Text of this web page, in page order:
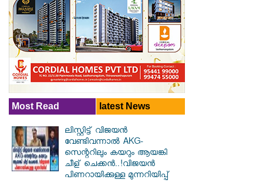
Most Read latest News
ലിസ്റ്റിട്ട് വിജയൻ
വേണ്ടിവന്നാൽ AKG-
സെന്ററിലും കയറും ആയങ്കി
ചീള് ചെക്കൻ..!വിജയൻ
പിണറായിക്കുള്ള മുന്നറിയിപ്പ്